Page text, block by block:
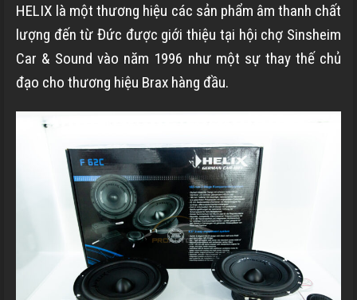
HELIX là một thương hiệu các sản phẩm âm thanh chất
lượng đến từ Đức được giới thiệu tại hội chợ Sinsheim
Car & Sound vào năm 1996 như một sự thay thế chủ
đạo cho thương hiệu Brax hàng đầu.